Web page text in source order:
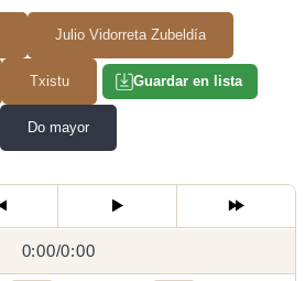
Julio Vidorreta Zubeldía
Txistu Guardar en lista
Do mayor
0:00/
0:00/0:00